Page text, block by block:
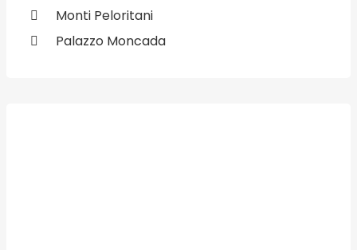
Monti Peloritani
Palazzo Moncada